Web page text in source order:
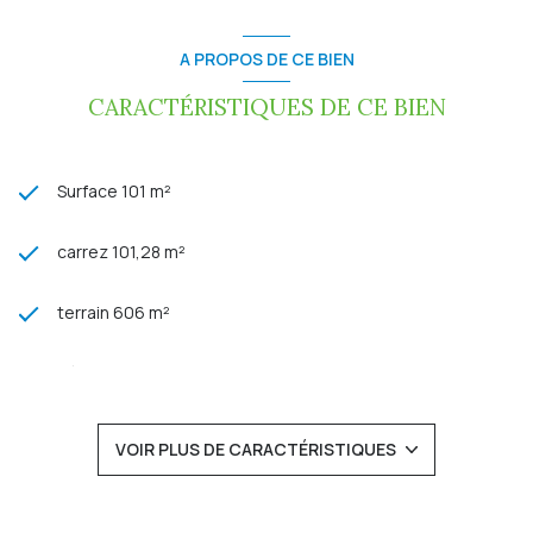
VIGOUREUX au 06 99 05 62 68
Les informations sur les risques auxquels ce bien est
A PROPOS DE CE BIEN
CARACTÉRISTIQUES DE CE BIEN
Surface 101 m²
carrez 101,28 m²
terrain 606 m²
séjour 35 m²
VOIR PLUS DE CARACTÉRISTIQUES